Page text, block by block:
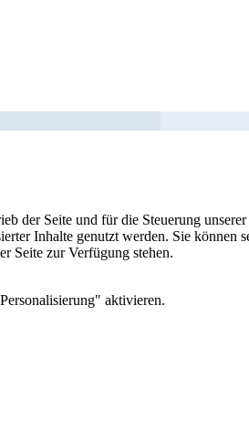
der Seite und für die Steuerung
Inhalte genutzt werden. Sie können
Seite zur Verfügung stehen.
aktivieren.